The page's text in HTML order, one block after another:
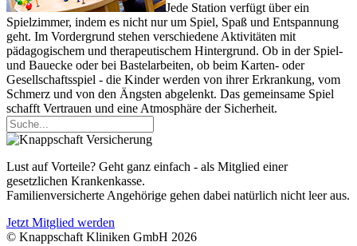
Jede Station verfügt über ein
Spielzimmer, indem es nicht nur um Spiel, Spaß und Entspannung
geht. Im Vordergrund stehen verschiedene Aktivitäten mit
pädagogischem und therapeutischem Hintergrund. Ob in der Spiel-
und Bauecke oder bei Bastelarbeiten, ob beim Karten- oder
Gesellschaftsspiel - die Kinder werden von ihrer Erkrankung, vom
Schmerz und von den Ängsten abgelenkt. Das gemeinsame Spiel
schafft Vertrauen und eine Atmosphäre der Sicherheit.
Lust auf Vorteile? Geht ganz einfach - als Mitglied einer
gesetzlichen Krankenkasse.
Familienversicherte Angehörige gehen dabei natürlich nicht leer aus.
Jetzt Mitglied werden
© Knappschaft Kliniken GmbH 2026